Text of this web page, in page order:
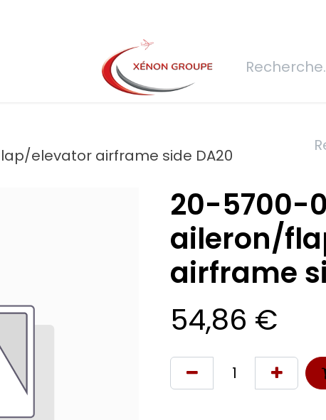
Demande de devis Connexion
elevator airframe side DA20
20-5700-
aileron/
airframe
54,86 €